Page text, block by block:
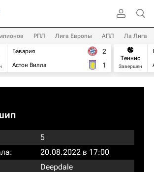
РПЛ Лига Европы АПЛ Ла Лига
Бавария
Астон Вилла
2
1
Теннис
Завершен
5
20.08.2022 в 17:00
Deepdale